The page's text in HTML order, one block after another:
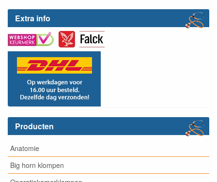
Extra info
Producten
Anatomie
Big horn klompen